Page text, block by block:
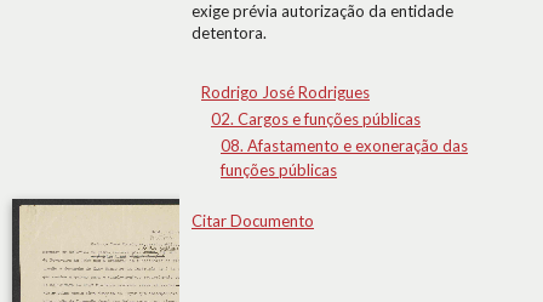
exige prévia autorização da entidade
detentora.
Rodrigo José Rodrigues
02. Cargos e funções públicas
08. Afastamento e exoneração das
funções públicas
Citar Documento